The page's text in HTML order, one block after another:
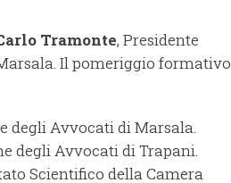
Tramonte, Presidente
Il pomeriggio formativo
degli Avvocati di Marsala.
degli Avvocati di Trapani.
Scientifico della Camera